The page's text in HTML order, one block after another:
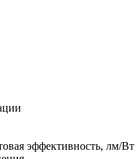
эффективность, лм/Вт